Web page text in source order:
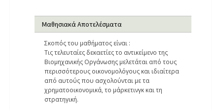
Μαθησιακά Αποτελέσματα
Σκοπός του μαθήματος είναι :
Τις τελευταίες δεκαετίες το αντικείμενο της
Βιομηχανικής Οργάνωσης μελετάται από τους
περισσότερους οικονομολόγους και ιδιαίτερα
από αυτούς που ασχολούνται µε τα
χρηματοοικονομικά, το μάρκετινγκ και τη
στρατηγική.